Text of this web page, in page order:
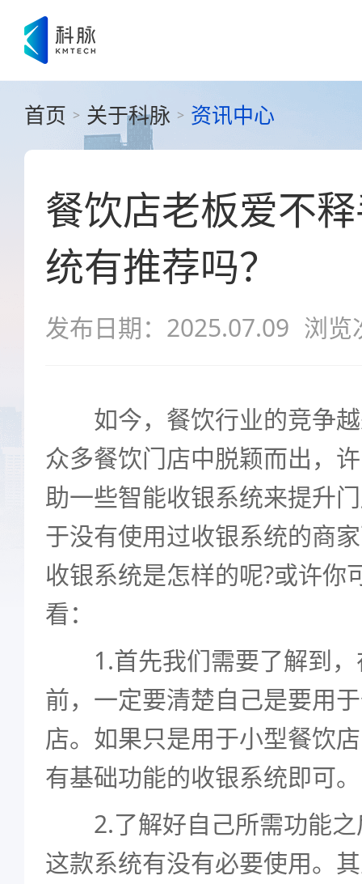
首页 > 关于科脉 > 资讯中心
餐饮店老板爱不
统有推荐吗？
发布日期：2025.07.09 浏览
如今，餐饮行业的竞争越
众多餐饮门店中脱颖而出，
助一些智能收银系统来提升
于没有使用过收银系统的商
收银系统是怎样的呢?或许你
看：
1.首先我们需要了解到，
前，一定要清楚自己是要用
店。如果只是用于小型餐饮
有基础功能的收银系统即可。
2.了解好自己所需功能之
这款系统有没有必要使用。